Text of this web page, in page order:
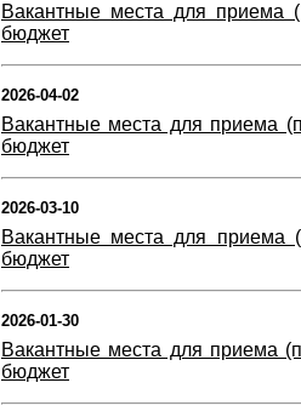
Вакантные места для приема
бюджет
2026-04-02
Вакантные места для приема
бюджет
2026-03-10
Вакантные места для приема
бюджет
2026-01-30
Вакантные места для приема
бюджет